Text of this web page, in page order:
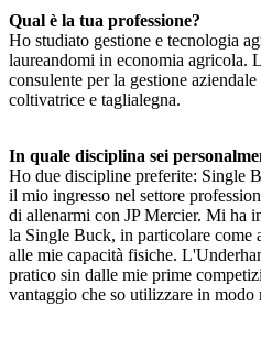
Qual è la tua professione?
Ho studiato gestione e tecnologia
laureandomi in economia agricola.
consulente per la gestione
coltivatrice e taglialegna.
In quale disciplina sei
Ho due discipline preferite: Single
il mio ingresso nel settore
di allenarmi con JP Mercier. Mi ha
la Single Buck, in particolare come
alle mie capacità fisiche.
pratico sin dalle mie prime
vantaggio che so utilizzare in modo